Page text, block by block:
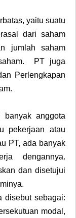
yaitu suatu
dari saham
jumlah saham
PT juga
Perlengkapan
banyak anggota
pekerjaan atau
PT, ada banyak
dengannya.
dan disetujui
disebut sebagai:
modal,